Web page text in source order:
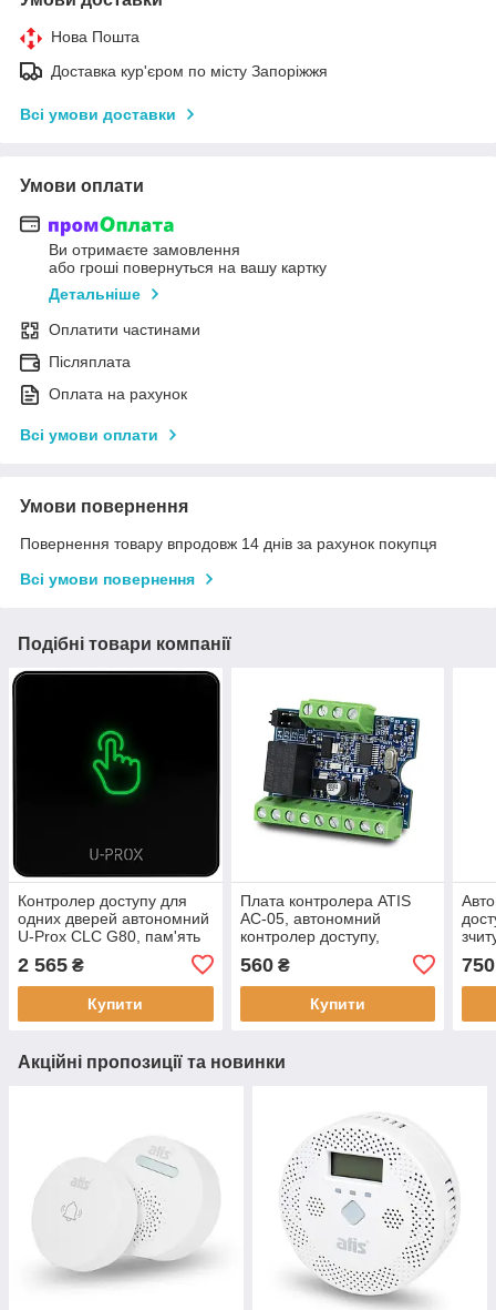
Нова Пошта
Доставка кур'єром по місту Запоріжжя
Всі умови доставки
Умови оплати
Ви отримаєте замовлення
або гроші повернуться на вашу картку
Детальніше
Оплатити частинами
Післяплата
Оплата на рахунок
Всі умови оплати
Умови повернення
Повернення товару впродовж 14 днів за рахунок покупця
Всі умови повернення
Подібні товари компанії
Контролер доступу для
одних дверей автономний
U-Prox CLC G80, пам'ять
12В
2 565 ₴
Купити
Плата контролера ATIS
AC-05, автономний
контролер доступу,
DC12V±20%
560₴
Купити
750
Акційні пропозиції та новинки